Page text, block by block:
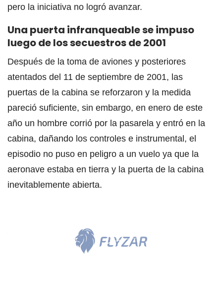
pero la iniciativa no logró avanzar.
Una puerta infranqueable se impuso
luego de los secuestros de 2001
Después de la toma de aviones y posteriores
atentados del 11 de septiembre de 2001, las
puertas de la cabina se reforzaron y la medida
pareció suficiente, sin embargo, en enero de este
año un hombre corrió por la pasarela y entró en la
cabina, dañando los controles e instrumental, el
episodio no puso en peligro a un vuelo ya que la
aeronave estaba en tierra y la puerta de la cabina
inevitablemente abierta.